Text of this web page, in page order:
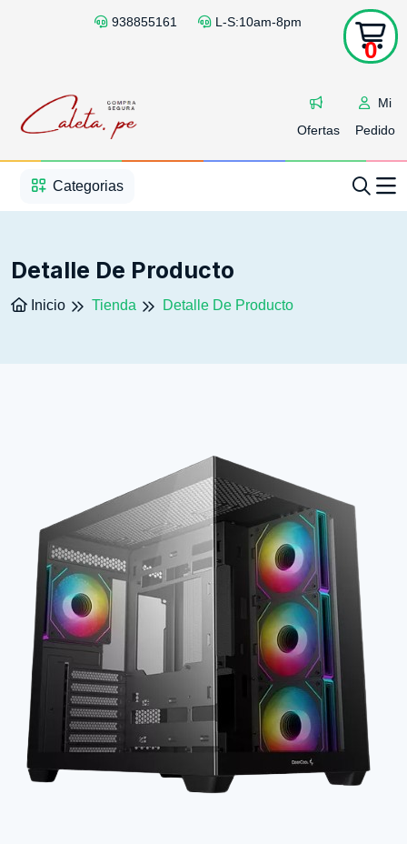
938855161 L-S:10am-8pm
Ofertas
Mi
Pedido
0
Categorias
Detalle De Producto
Inicio Tienda Detalle De Producto